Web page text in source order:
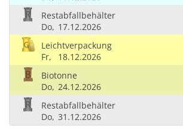
Restabfallbehälter
Do, 17.12.2026
Leichtverpackung
Fr,
18.12.2026
Biotonne
Do, 24.12.2026
Restabfallbehälter
Do, 31.12.2026